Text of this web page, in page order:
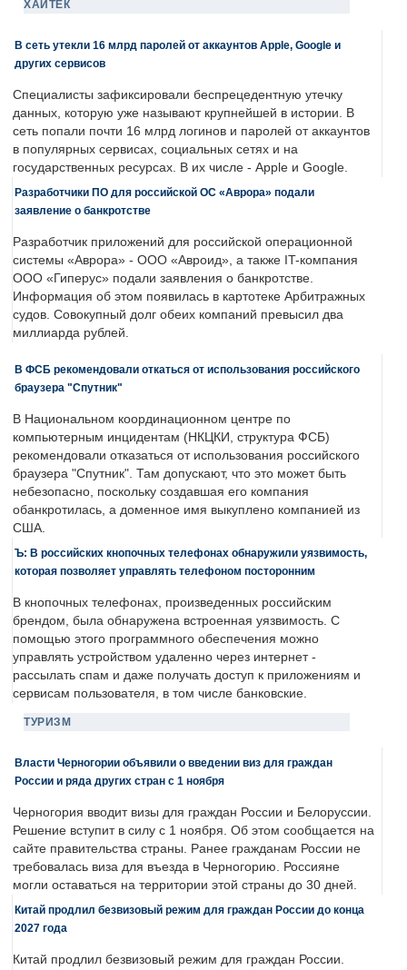
ХАЙТЕК
В сеть утекли 16 млрд паролей от аккаунтов Apple, Google и
других сервисов
Специалисты зафиксировали беспрецедентную утечку
данных, которую уже называют крупнейшей в истории. В
сеть попали почти 16 млрд логинов и паролей от аккаунтов
в популярных сервисах, социальных сетях и на
государственных ресурсах. В их числе - Apple и Google.
Разработчики ПО для российской ОС «Аврора» подали
заявление о банкротстве
Разработчик приложений для российской операционной
системы «Аврора» - ООО «Авроид», а также IT-компания
ООО «Гиперус» подали заявления о банкротстве.
Информация об этом появилась в картотеке Арбитражных
судов. Совокупный долг обеих компаний превысил два
миллиарда рублей.
В ФСБ рекомендовали откаться от использования российского
браузера "Спутник"
В Национальном координационном центре по
компьютерным инцидентам (НКЦКИ, структура ФСБ)
рекомендовали отказаться от использования российского
браузера "Спутник". Там допускают, что это может быть
небезопасно, поскольку создавшая его компания
обанкротилась, а доменное имя выкуплено компанией из
США.
Ъ: В российских кнопочных телефонах обнаружили уязвимость,
которая позволяет управлять телефоном посторонним
В кнопочных телефонах, произведенных российским
брендом, была обнаружена встроенная уязвимость. С
помощью этого программного обеспечения можно
управлять устройством удаленно через интернет -
рассылать спам и даже получать доступ к приложениям и
сервисам пользователя, в том числе банковские.
ТУРИЗМ
Власти Черногории объявили о введении виз для граждан
России и ряда других стран с 1 ноября
Черногория вводит визы для граждан России и Белоруссии.
Решение вступит в силу с 1 ноября. Об этом сообщается на
сайте правительства страны. Ранее гражданам России не
требовалась виза для въезда в Черногорию. Россияне
могли оставаться на территории этой страны до 30 дней.
Китай продлил безвизовый режим для граждан России до конца
2027 года
Китай продлил безвизовый режим для граждан России.